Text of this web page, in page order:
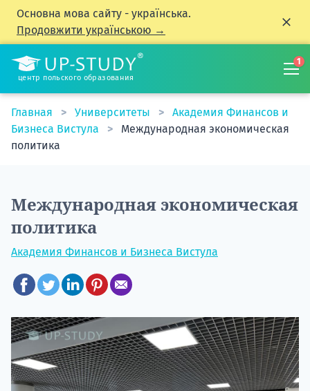
Основна мова сайту - українська.
Продовжити українською →
центр польского образования
1
Главная Университеты
Академия Финансов и
Бизнеса Вистула
Международная экономическая
политика
Международная экономическая
политика
Академия Финансов и Бизнеса Вистула